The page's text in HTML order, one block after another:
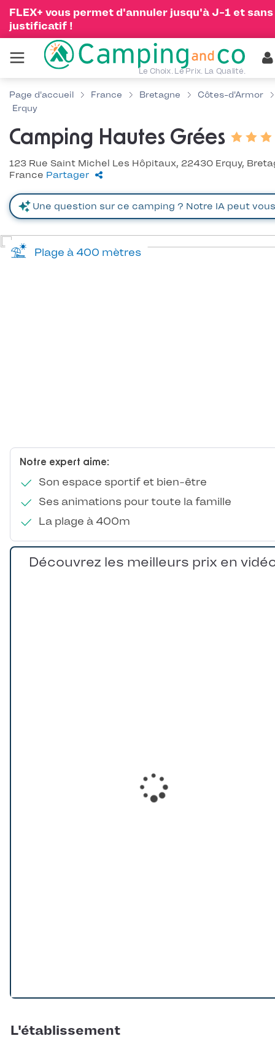
FLEX+ vous permet d'annuler jusqu'à J-1 et sans
justificatif !
Le Choix. Le Prix. La Qualité.
Page d'accueil France Bretagne
Côtes-d'Armor
Erquy
Camping Hautes Grées
123 Rue Saint Michel Les Hôpitaux, 22430 Erquy,
France Partager
Notre expert aime:
Son espace sportif et bien-être
Ses animations pour toute la famille
La plage à 400m
Plage à 400 mètres
Découvrez les meilleurs prix en
L'établissement